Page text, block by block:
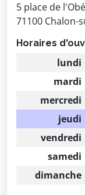
5 place de
71100 Chalon-
Horaires
lundi
mardi
mercredi
jeudi
vendredi
samedi
dimanche